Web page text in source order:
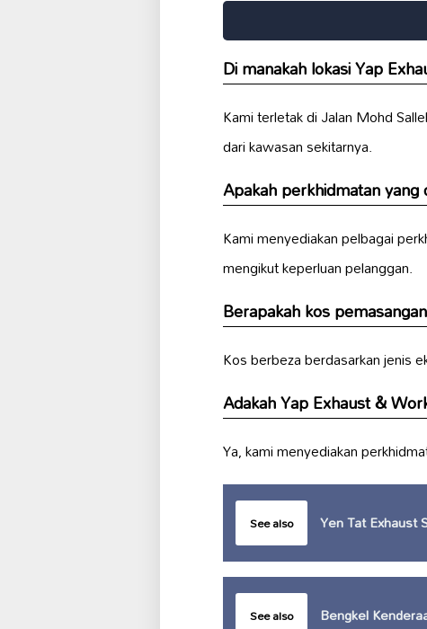
Di manakah lokasi Yap
Kami terletak di Jalan Mohd
dari kawasan sekitarnya.
Apakah perkhidmatan
Kami menyediakan pelbagai
mengikut keperluan pelanggan.
Berapakah kos
Kos berbeza berdasarkan jenis
Adakah Yap Exhaust &
Ya, kami menyediakan
See also Yen Tat Exhaust
See also Bengkel